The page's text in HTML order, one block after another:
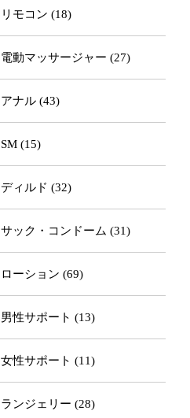
リモコン (18)
電動マッサージャー (27)
アナル (43)
SM (15)
ディルド (32)
サック・コンドーム (31)
ローション (69)
男性サポート (13)
女性サポート (11)
ランジェリー (28)